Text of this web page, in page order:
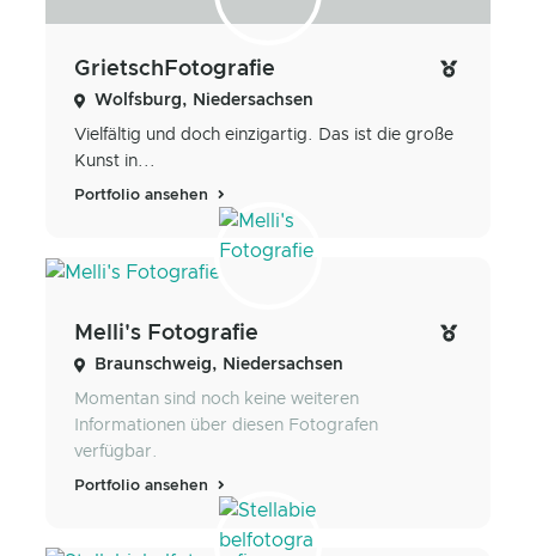
GrietschFotografie
Wolfsburg, Niedersachsen
Vielfältig und doch einzigartig. Das ist die große
Kunst in...
Portfolio ansehen
Melli's Fotografie
Braunschweig, Niedersachsen
Momentan sind noch keine weiteren
Informationen über diesen Fotografen
verfügbar.
Portfolio ansehen